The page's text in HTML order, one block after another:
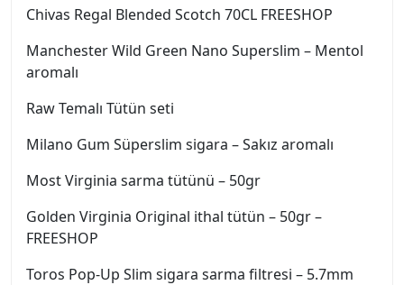
Chivas Regal Blended Scotch 70CL FREESHOP
Manchester Wild Green Nano Superslim – Mentol
aromalı
Raw Temalı Tütün seti
Milano Gum Süperslim sigara – Sakız aromalı
Most Virginia sarma tütünü – 50gr
Golden Virginia Original ithal tütün – 50gr –
FREESHOP
Toros Pop-Up Slim sigara sarma filtresi – 5.7mm